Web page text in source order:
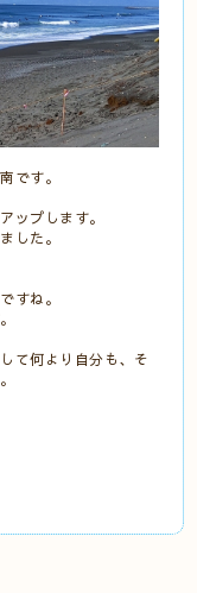
です。
ップします。
した。
すね。
て何より自分も、そ